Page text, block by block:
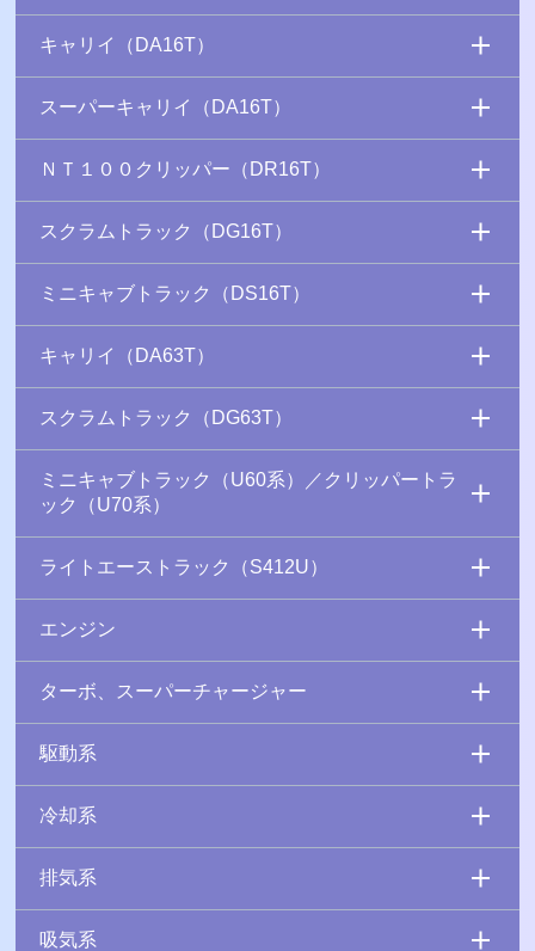
キャリイ（DA16T）
スーパーキャリイ（DA16T）
ＮＴ１００クリッパー（DR16T）
スクラムトラック（DG16T）
ミニキャブトラック（DS16T）
キャリイ（DA63T）
スクラムトラック（DG63T）
ミニキャブトラック（U60系）／クリッパートラ
ック（U70系）
ライトエーストラック（S412U）
エンジン
ターボ、スーパーチャージャー
駆動系
冷却系
排気系
吸気系